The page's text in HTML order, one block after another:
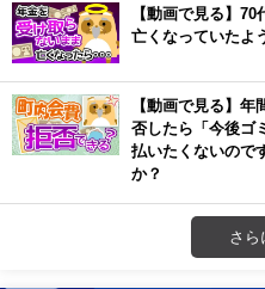
【動画で見る】70
亡くなっていたよ
【動画で見る】年
否したら「今後ゴ
払いたくないので
か？
さら